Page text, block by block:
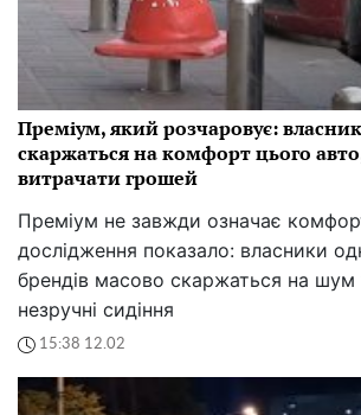
Преміум, який розчаровує:
скаржаться на комфорт цього
витрачати грошей
Преміум не завжди означає
дослідження показало: власники
брендів масово скаржаться на шум
незручні сидіння
15:38 12.02